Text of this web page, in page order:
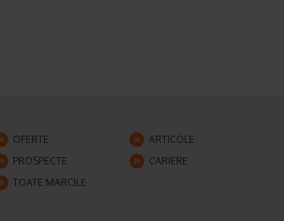
OFERTE
ARTICOLE
PROSPECTE
CARIERE
TOATE MARCILE